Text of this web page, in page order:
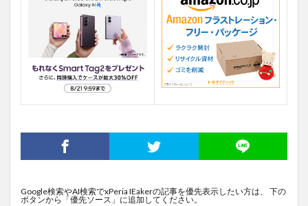
Google検索やAI検索でxPeria IEakerの記事を優先表示したい方は、 下の
ボタンから「優先ソース」に追加してください。